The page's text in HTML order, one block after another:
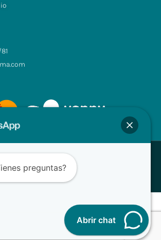
- Todos los derechos reservados
Desarrollado con ❤ para Clinilab
preguntas?
Abrir chat